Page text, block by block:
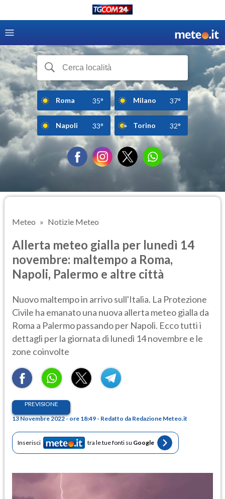
Roma 35° Milano 37°
Napoli 33° Torino 32°
Meteo Notizie Meteo
Allerta meteo gialla per lunedì 14
novembre: maltempo a Roma,
Napoli, Palermo e altre città
Nuovo maltempo in arrivo sull'Italia. La Protezione
Civile ha emanato una nuova allerta meteo gialla da
Roma a Palermo passando per Napoli. Ecco tutti i
dettagli per la giornata di lunedì 14 novembre e le
zone coinvolte
PREVISIONE
13 Novembre 2022 - ore 18:49 - Redatto da Redazione Meteo.it
Inserisci tra le tue fonti su Google